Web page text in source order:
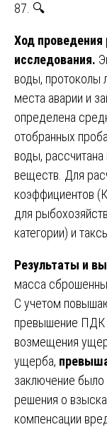
87. 🔍
Ход проведения
исследования.
воды, протоколы
места аварии и
определена
отобранных
воды,
веществ. Для
коэффициентов
для
категории) и
Результаты и
масса
С учетом
превышение ПДК
возмещения
ущерба,
заключение было
решения о
компенсации